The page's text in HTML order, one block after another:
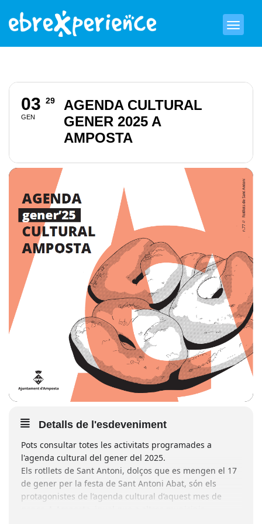
03
GEN
29
AGENDA CULTURAL
GENER 2025 A
AMPOSTA
Detalls de l'esdeveniment
Pots consultar totes les activitats programades a
l'agenda cultural del gener del 2025.
Els rotllets de Sant Antoni, dolços que es mengen el 17
de gener per la festa de Sant Antoni Abat, són els
protagonistes de l’agenda cultural d’aquest mes de